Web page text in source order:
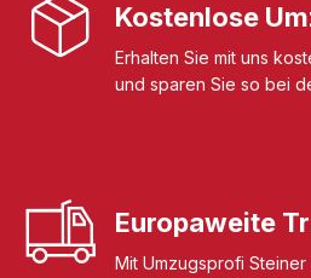
Kostenlose
Erhalten Sie mit uns
und sparen Sie so bei
Europaweite
Mit Umzugsprofi Steiner